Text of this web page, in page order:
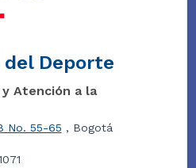
Deporte
Atención a la
No. 55-65 , Bogotá